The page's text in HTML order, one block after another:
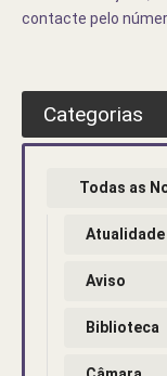
contacte pelo
Categorias
Todas as
Atualidade
Aviso
Biblioteca